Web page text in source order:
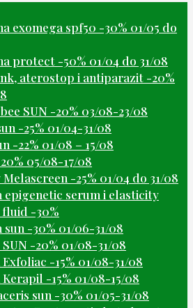
exomega spf50 -30% 01/05 do
protect -50% 01/04 do 31/08
aterostop i antiparazit -20%
SUN -20% 03/08-23/08
-25% 01/04-31/08
-22% 01/08 – 15/08
05/08-17/08
-25% 01/04 do 31/08
epigenetic serum i elasticity
-30%
sun -30% 01/06-31/08
-20% 01/08-31/08
-15% 01/08-31/08
-15% 01/08-15/08
sun -30% 01/05-31/08